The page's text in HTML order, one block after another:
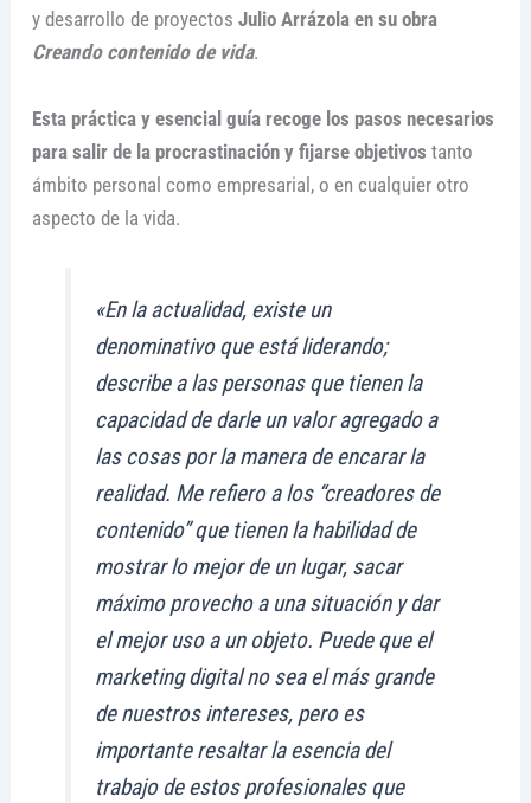
y desarrollo de proyectos Julio Arrázola en su obra
Creando contenido de vida.
Esta práctica y esencial guía recoge los pasos necesarios
para salir de la procrastinación y fijarse objetivos tanto
ámbito personal como empresarial, o en cualquier otro
aspecto de la vida.
«En la actualidad, existe un
denominativo que está liderando;
describe a las personas que tienen la
capacidad de darle un valor agregado a
las cosas por la manera de encarar la
realidad. Me refiero a los “creadores de
contenido” que tienen la habilidad de
mostrar lo mejor de un lugar, sacar
máximo provecho a una situación y dar
el mejor uso a un objeto. Puede que el
marketing digital no sea el más grande
de nuestros intereses, pero es
importante resaltar la esencia del
trabajo de estos profesionales que